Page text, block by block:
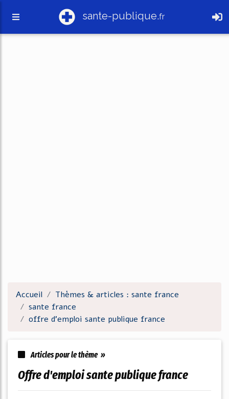
sante-publique.fr
Accueil
Thèmes & articles : sante france
sante france
offre d'emploi sante publique france
Articles pour le thème »
offre d'emploi sante publique france